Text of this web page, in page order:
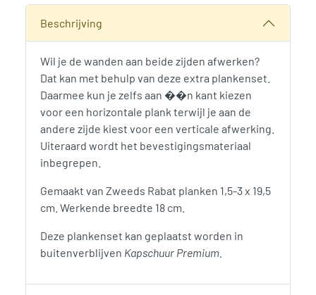
Beschrijving
Wil je de wanden aan beide zijden afwerken?
Dat kan met behulp van deze extra plankenset.
Daarmee kun je zelfs aan ��n kant kiezen
voor een horizontale plank terwijl je aan de
andere zijde kiest voor een verticale afwerking.
Uiteraard wordt het bevestigingsmateriaal
inbegrepen.
Gemaakt van Zweeds Rabat planken 1,5-3 x 19,5
cm. Werkende breedte 18 cm.
Deze plankenset kan geplaatst worden in
buitenverblijven Kapschuur Premium.